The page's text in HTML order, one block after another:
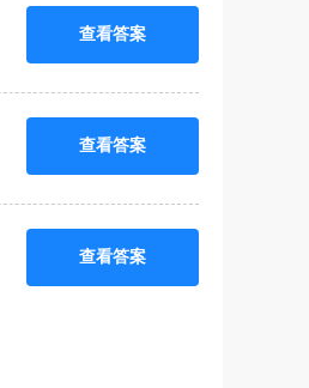
查看答案
查看答案
查看答案